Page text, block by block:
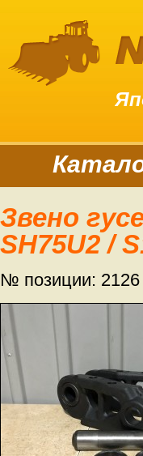
Звено гусеницы SUMITOMO SH60 / SH75 /
SH75U2 /
№ позиции: 2126